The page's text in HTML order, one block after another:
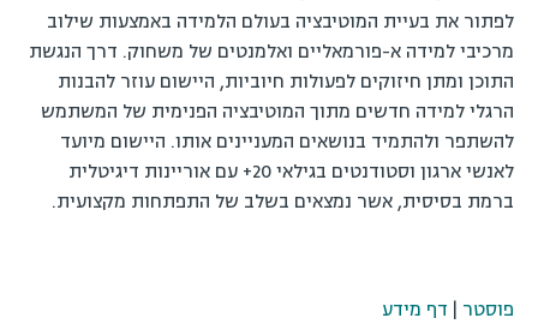
לפתור את בעיית המוטיבציה בעולם הלמידה באמצעות שילוב
מרכיבי למידה א-פורמאליים ואלמנטים של משחוק. דרך הנגשת
התוכן ומתן חיזוקים לפעולות חיוביות, היישום עוזר להבנות
הרגלי למידה חדשים מתוך המוטיבציה הפנימית של המשתמש
להשתפר ולהתמיד בנושאים המעניינים אותו. היישום מיועד
לאנשי ארגון וסטודנטים בגילאי 20+ עם אוריינות דיגיטלית
ברמת בסיסית, אשר נמצאים בשלב של התפתחות מקצועית.
פוסטר | דף מידע